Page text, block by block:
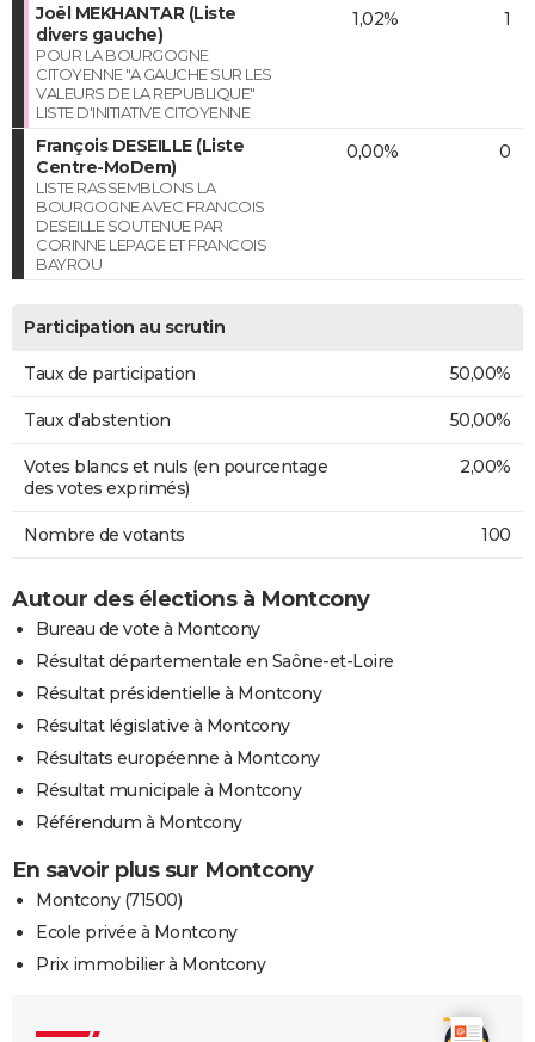
Joël MEKHANTAR (Liste
divers gauche)
POUR LA BOURGOGNE
CITOYENNE "A GAUCHE SUR LES
VALEURS DE LA REPUBLIQUE"
LISTE D'INITIATIVE CITOYENNE
1,02% 1
François DESEILLE (Liste
Centre-MoDem)
LISTE RASSEMBLONS LA
BOURGOGNE AVEC FRANCOIS
DESEILLE SOUTENUE PAR
CORINNE LEPAGE ET FRANCOIS
BAYROU
0,00% 0
Participation au scrutin
Taux de participation 50,00%
Taux d'abstention 50,00%
Votes blancs et nuls (en pourcentage
des votes exprimés)
2,00%
Nombre de votants 100
Autour des élections à Montcony
Bureau de vote à Montcony
Résultat départementale en Saône-et-Loire
Résultat présidentielle à Montcony
Résultat législative à Montcony
Résultats européenne à Montcony
Résultat municipale à Montcony
Référendum à Montcony
En savoir plus sur Montcony
Montcony (71500)
Ecole privée à Montcony
Prix immobilier à Montcony